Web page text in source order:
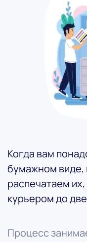
Когда вам
бумажном виде,
распечатаем
курьером до
Процесс